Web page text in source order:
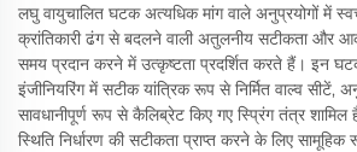
लघु वायुचालित घटक अत्यधिक मांग वाले अनुप्रयोगों में
क्रांतिकारी ढंग से बदलने वाली अतुलनीय सटीकता और
समय प्रदान करने में उत्कृष्टता प्रदर्शित करते हैं। इन
इंजीनियरिंग में सटीक यांत्रिक रूप से निर्मित वाल्व सीटें,
सावधानीपूर्ण रूप से कैलिब्रेट किए गए स्प्रिंग तंत्र शामिल
स्थिति निर्धारण की सटीकता प्राप्त करने के लिए